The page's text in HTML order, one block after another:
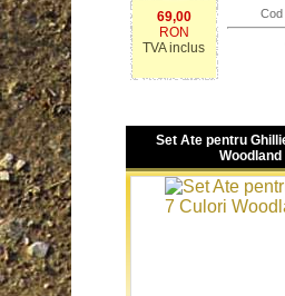
69,00
RON
TVA inclus
Cod
Set Ate pentru
Woodland